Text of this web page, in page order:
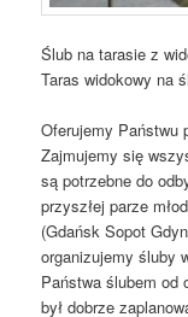
Ślub na tarasie z
Taras widokowy na
Oferujemy Państwu
Zajmujemy się
są potrzebne do
przyszłej parze
(Gdańsk Sopot
organizujemy śluby
Państwa ślubem od
był dobrze